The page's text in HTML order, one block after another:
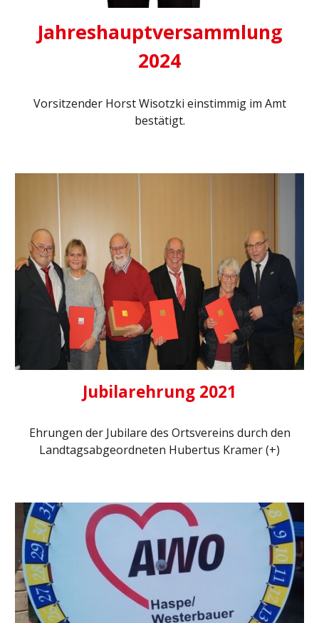
Jahreshauptversammlung
2024
Vorsitzender Horst Wisotzki einstimmig im Amt
bestätigt.
Jubilarehrung 2021
Ehrungen der Jubilare des Ortsvereins durch den
Landtagsabgeordneten Hubertus Kramer (+)